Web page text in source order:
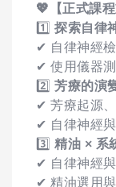
💖 【正式課
1️⃣ 探索自律
✔ 自律神經
✔ 使用儀器
2️⃣ 芳療的演
✔ 芳療起源
✔ 自律神經
3️⃣ 精油 × 系
✔ 自律神經
✔ 精油選用